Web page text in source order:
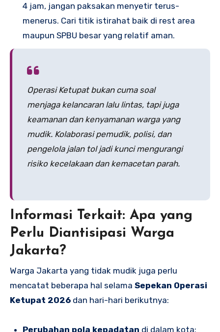
4 jam, jangan paksakan menyetir terus-
menerus. Cari titik istirahat baik di rest area
maupun SPBU besar yang relatif aman.
Operasi Ketupat bukan cuma soal
menjaga kelancaran lalu lintas, tapi juga
keamanan dan kenyamanan warga yang
mudik. Kolaborasi pemudik, polisi, dan
pengelola jalan tol jadi kunci mengurangi
risiko kecelakaan dan kemacetan parah.
Informasi Terkait: Apa yang
Perlu Diantisipasi Warga
Jakarta?
Warga Jakarta yang tidak mudik juga perlu
mencatat beberapa hal selama Sepekan Operasi
Ketupat 2026 dan hari-hari berikutnya:
Perubahan pola kepadatan di dalam kota: